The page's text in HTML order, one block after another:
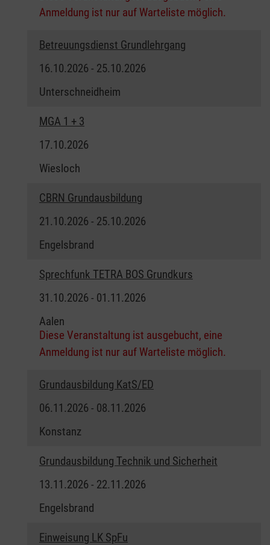
Anmeldung ist nur auf Warteliste möglich.
Betreuungsdienst Grundlehrgang
16.10.2026 - 25.10.2026
Unterschneidheim
MGA 1 + 3
17.10.2026
Wiesloch
CBRN Grundausbildung
21.10.2026 - 25.10.2026
Engelsbrand
Sprechfunk TETRA BOS Grundkurs
31.10.2026 - 01.11.2026
Aalen
Diese Veranstaltung ist ausgebucht, eine
Anmeldung ist nur auf Warteliste möglich.
Grundausbildung KatS/ED
06.11.2026 - 08.11.2026
Konstanz
Grundausbildung Technik und Sicherheit
13.11.2026 - 22.11.2026
Engelsbrand
Einweisung LK SpFu